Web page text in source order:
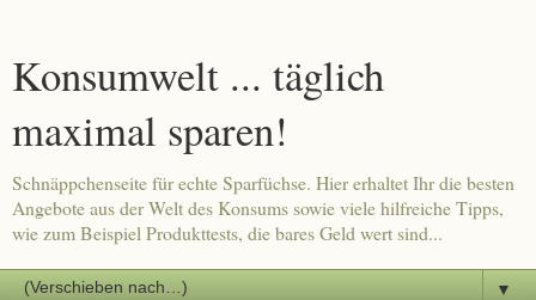
Konsumwelt ... täglich
maximal sparen!
Schnäppchenseite für echte Sparfüchse. Hier erhaltet Ihr die besten
Angebote aus der Welt des Konsums sowie viele hilfreiche Tipps,
wie zum Beispiel Produkttests, die bares Geld wert sind...
▼